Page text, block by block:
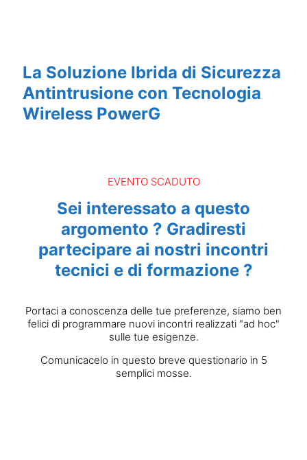
La Soluzione Ibrida di Sicurezza
Antintrusione con Tecnologia
Wireless PowerG
EVENTO SCADUTO
Sei interessato a questo
argomento ? Gradiresti
partecipare ai nostri incontri
tecnici e di formazione ?
Portaci a conoscenza delle tue preferenze, siamo ben
felici di programmare nuovi incontri realizzati "ad hoc"
sulle tue esigenze.
Comunicacelo in questo breve questionario in 5
semplici mosse.